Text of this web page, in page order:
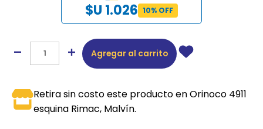
$U 1.026 10% OFF
Agregar al carrito
Retira sin costo este producto en Orinoco 4911
esquina Rimac, Malvín.